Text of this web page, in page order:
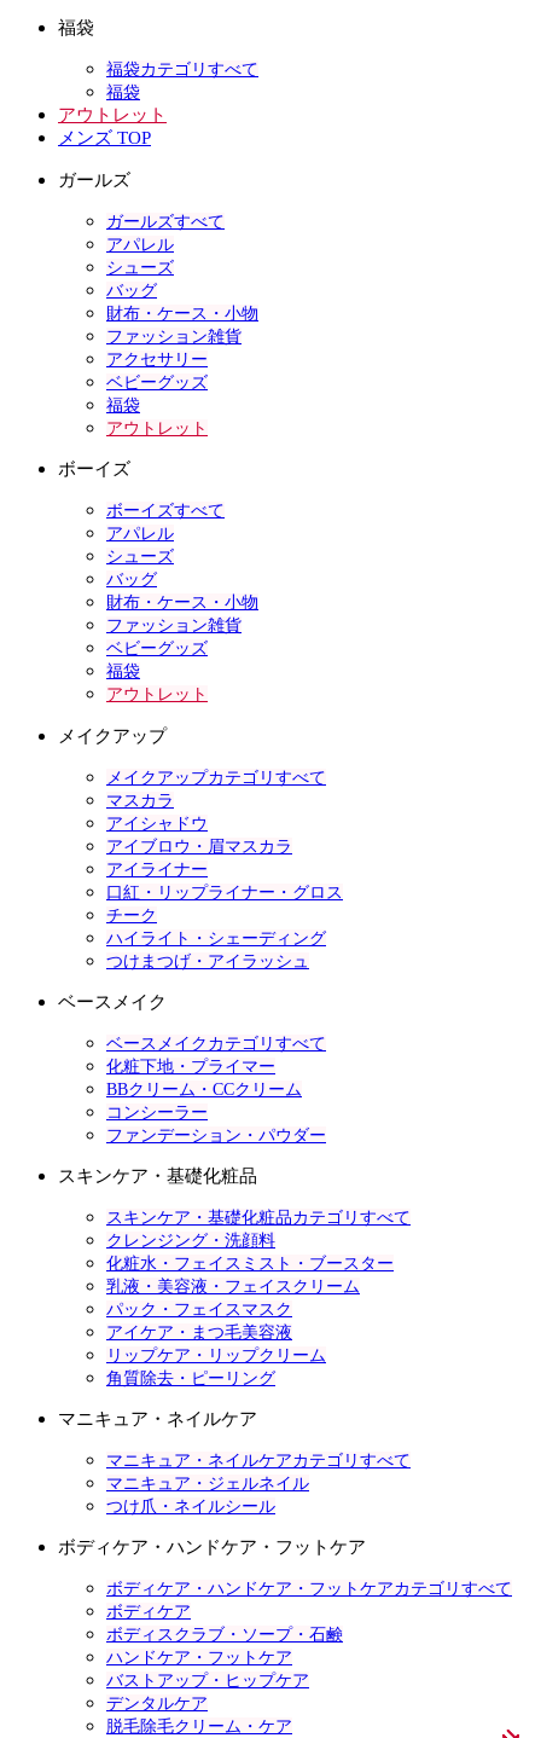
福袋
福袋カテゴリすべて
福袋
アウトレット
メンズ TOP
ガールズ
ガールズすべて
アパレル
シューズ
バッグ
財布・ケース・小物
ファッション雑貨
アクセサリー
ベビーグッズ
福袋
アウトレット
ボーイズ
ボーイズすべて
アパレル
シューズ
バッグ
財布・ケース・小物
ファッション雑貨
ベビーグッズ
福袋
アウトレット
メイクアップ
メイクアップカテゴリすべて
マスカラ
アイシャドウ
アイブロウ・眉マスカラ
アイライナー
口紅・リップライナー・グロス
チーク
ハイライト・シェーディング
つけまつげ・アイラッシュ
ベースメイク
ベースメイクカテゴリすべて
化粧下地・プライマー
BBクリーム・CCクリーム
コンシーラー
ファンデーション・パウダー
スキンケア・基礎化粧品
スキンケア・基礎化粧品カテゴリすべて
クレンジング・洗顔料
化粧水・フェイスミスト・ブースター
乳液・美容液・フェイスクリーム
パック・フェイスマスク
アイケア・まつ毛美容液
リップケア・リップクリーム
角質除去・ピーリング
マニキュア・ネイルケア
マニキュア・ネイルケアカテゴリすべて
マニキュア・ジェルネイル
つけ爪・ネイルシール
ボディケア・ハンドケア・フットケア
ボディケア・ハンドケア・フットケアカテゴリすべて
ボディケア
ボディスクラブ・ソープ・石鹸
ハンドケア・フットケア
バストアップ・ヒップケア
デンタルケア
脱毛除毛クリーム・ケア